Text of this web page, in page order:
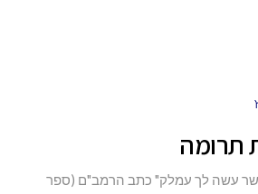
תרומה
עשה לך עמלק" כתב הרמב"ם (ספר